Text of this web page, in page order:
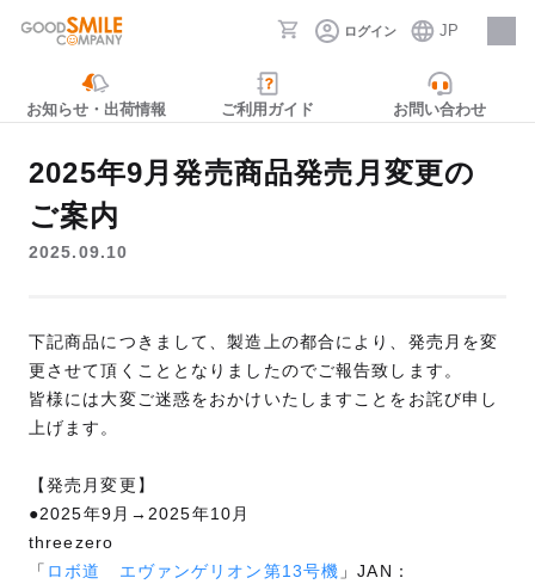
ログイン JP
採用情報
お知らせ・出荷情報 ご利用ガイド お問い合わせ
2025年9月発売商品発売月変更の
ご案内
2025.09.10
下記商品につきまして、製造上の都合により、発売月を変
更させて頂くこととなりましたのでご報告致します。
皆様には大変ご迷惑をおかけいたしますことをお詫び申し
上げます。
【発売月変更】
●2025年9月→2025年10月
threezero
「 ロボ道 エヴァンゲリオン第13号機 」JAN：